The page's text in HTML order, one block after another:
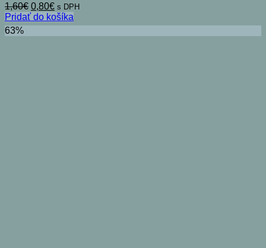
1,60€ Pôvodná
cena
bola:
1,60€.
0,80€Aktuálna
cena
je:
0,80€.
s DPH
Pridať do košíka
63%